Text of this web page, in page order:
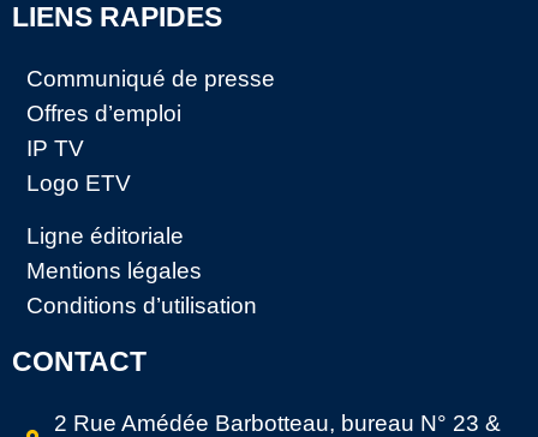
LIENS RAPIDES
Communiqué de presse
Offres d’emploi
IP TV
Logo ETV
Ligne éditoriale
Mentions légales
Conditions d’utilisation
CONTACT
2 Rue Amédée Barbotteau, bureau N° 23 &